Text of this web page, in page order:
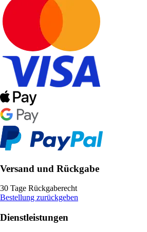
Versand und Rückgabe
30 Tage Rückgaberecht
Bestellung zurückgeben
Dienstleistungen